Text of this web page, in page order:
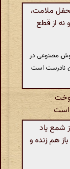
ملامت،
از قطع
مصنوعی در
نادرست است
است
شمع یاد
هم زنده و